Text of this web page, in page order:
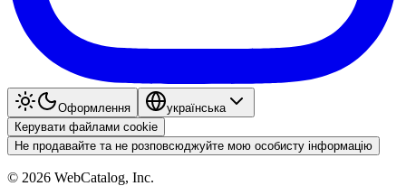
Оформлення
українська
Керувати файлами cookie
Не продавайте та не розповсюджуйте мою особисту інформацію
© 2026 WebCatalog, Inc.